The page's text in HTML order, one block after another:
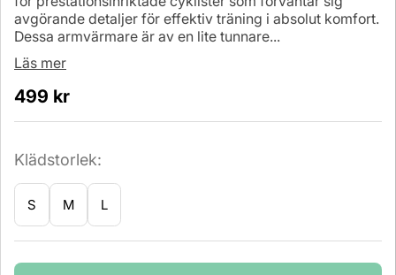
avgörande detaljer för effektiv träning i absolut komfort.
Dessa armvärmare är av en lite tunnare...
Läs mer
499 kr
Klädstorlek:
S M L